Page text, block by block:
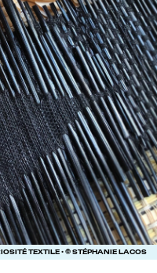
TEXTILE • © STÉPHANIE LACOS